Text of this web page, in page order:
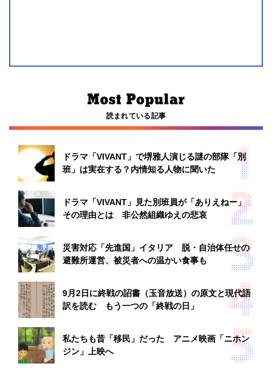
読まれている記事
ドラマ「VIVANT」で堺雅人演じる謎の部隊「別
班」は実在する？内情知る人物に聞いた
ドラマ「VIVANT」見た別班員が「ありえねー」
その理由とは 非公然組織ゆえの悲哀
災害対応「先進国」イタリア 脱・自治体任せの
避難所運営、被災者への温かい食事も
9月2日に終戦の詔書（玉音放送）の原文と現代語
訳を読む もう一つの「終戦の日」
私たちも昔「移民」だった アニメ映画「ニホン
ジン」上映へ